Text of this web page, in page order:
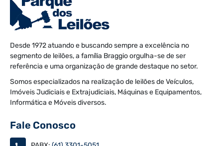
Desde 1972 atuando e buscando sempre a excelência no
segmento de leilões, a família Braggio orgulha-se de ser
referência e uma organização de grande destaque no setor.
Somos especializados na realização de leilões de Veículos,
Imóveis Judiciais e Extrajudiciais, Máquinas e Equipamentos,
Informática e Móveis diversos.
Fale Conosco